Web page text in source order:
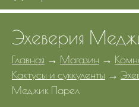
Эхеверия
Главная → Магазин →
Кактусы и суккуленты →
Меджик Парел